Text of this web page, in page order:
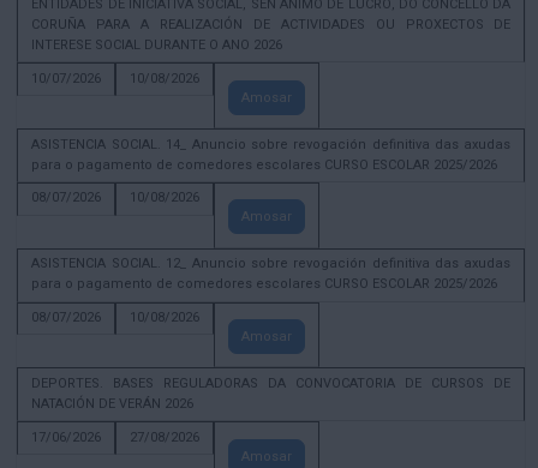
ENTIDADES DE INICIATIVA SOCIAL, SEN ÁNIMO DE LUCRO, DO CONCELLO DA
CORUÑA PARA A REALIZACIÓN DE ACTIVIDADES OU PROXECTOS DE
INTERESE SOCIAL DURANTE O ANO 2026
10/07/2026
10/08/2026
Amosar
ASISTENCIA SOCIAL. 14_ Anuncio sobre revogación definitiva das axudas
para o pagamento de comedores escolares CURSO ESCOLAR 2025/2026
08/07/2026
10/08/2026
Amosar
ASISTENCIA SOCIAL. 12_ Anuncio sobre revogación definitiva das axudas
para o pagamento de comedores escolares CURSO ESCOLAR 2025/2026
08/07/2026
10/08/2026
Amosar
DEPORTES. BASES REGULADORAS DA CONVOCATORIA DE CURSOS DE
NATACIÓN DE VERÁN 2026
17/06/2026
27/08/2026
Amosar